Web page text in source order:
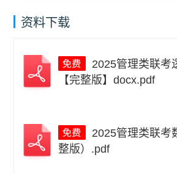
资料下载
【完整版】docx.pdf
整版）.pdf